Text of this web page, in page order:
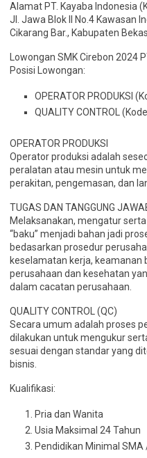
Alamat PT. Kayaba Indonesia
Jl. Jawa Blok II No.4 Kawasan
Cikarang Bar., Kabupaten
Lowongan SMK Cirebon 2024
Posisi Lowongan:
OPERATOR PRODUKSI
QUALITY CONTROL
OPERATOR PRODUKSI
Operator produksi adalah
peralatan atau mesin untuk
perakitan, pengemasan, dan
TUGAS DAN TANGGUNG
Melaksanakan, mengatur
“baku” menjadi bahan jadi
bedasarkan prosedur
keselamatan kerja, keamanan
perusahaan dan kesehatan
dalam cacatan perusahaan.
QUALITY CONTROL (QC)
Secara umum adalah proses
dilakukan untuk mengukur
sesuai dengan standar yang
bisnis.
Kualifikasi:
Pria dan Wanita
Usia Maksimal 24 Tahun
Pendidikan Minimal